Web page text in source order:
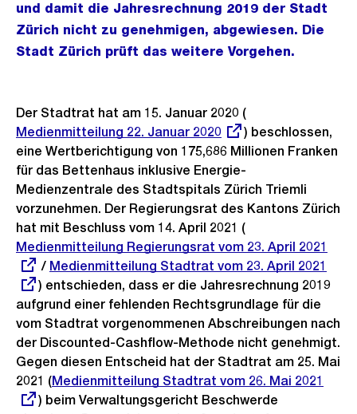
und damit die Jahresrechnung 2019 der Stadt
Zürich nicht zu genehmigen, abgewiesen. Die
Stadt Zürich prüft das weitere Vorgehen.
Der Stadtrat hat am 15. Januar 2020 (
Link:
Medienmitteilung 22. Januar 2020
) beschlossen,
eine Wertberichtigung von 175,686 Millionen Franken
für das Bettenhaus inklusive Energie-
Medienzentrale des Stadtspitals Zürich Triemli
vorzunehmen. Der Regierungsrat des Kantons Zürich
hat mit Beschluss vom 14. April 2021 (
Link:
Medienmitteilung Regierungsrat vom 23. April 2021
/ Externer
Link:
Medienmitteilung Stadtrat vom 23. April 2021
) entschieden, dass er die Jahresrechnung 2019
aufgrund einer fehlenden Rechtsgrundlage für die
vom Stadtrat vorgenommenen Abschreibungen nach
der Discounted-Cashflow-Methode nicht genehmigt.
Gegen diesen Entscheid hat der Stadtrat am 25. Mai
2021 (Externer
Link:
Medienmitteilung Stadtrat vom 26. Mai 2021
) beim Verwaltungsgericht Beschwerde